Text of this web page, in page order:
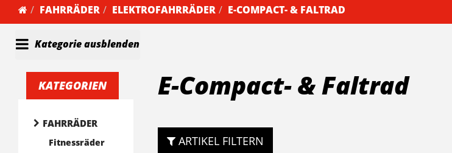
FAHRRÄDER ELEKTROFAHRRÄDER E-COMPACT- & FALTRAD
Kategorie ausblenden
KATEGORIEN
FAHRRÄDER
Fitnessräder
E-Compact- & Faltrad
ARTIKEL FILTERN